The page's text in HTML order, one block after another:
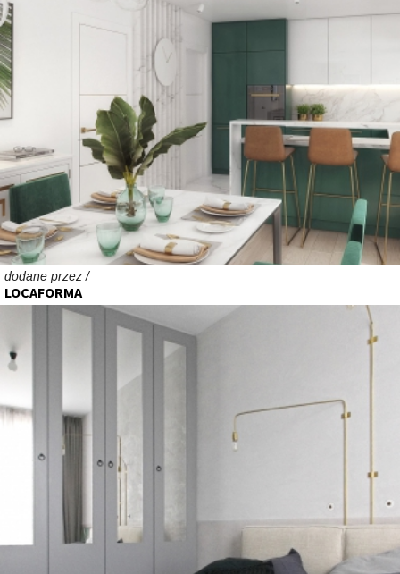
dodane przez /
LOCAFORMA